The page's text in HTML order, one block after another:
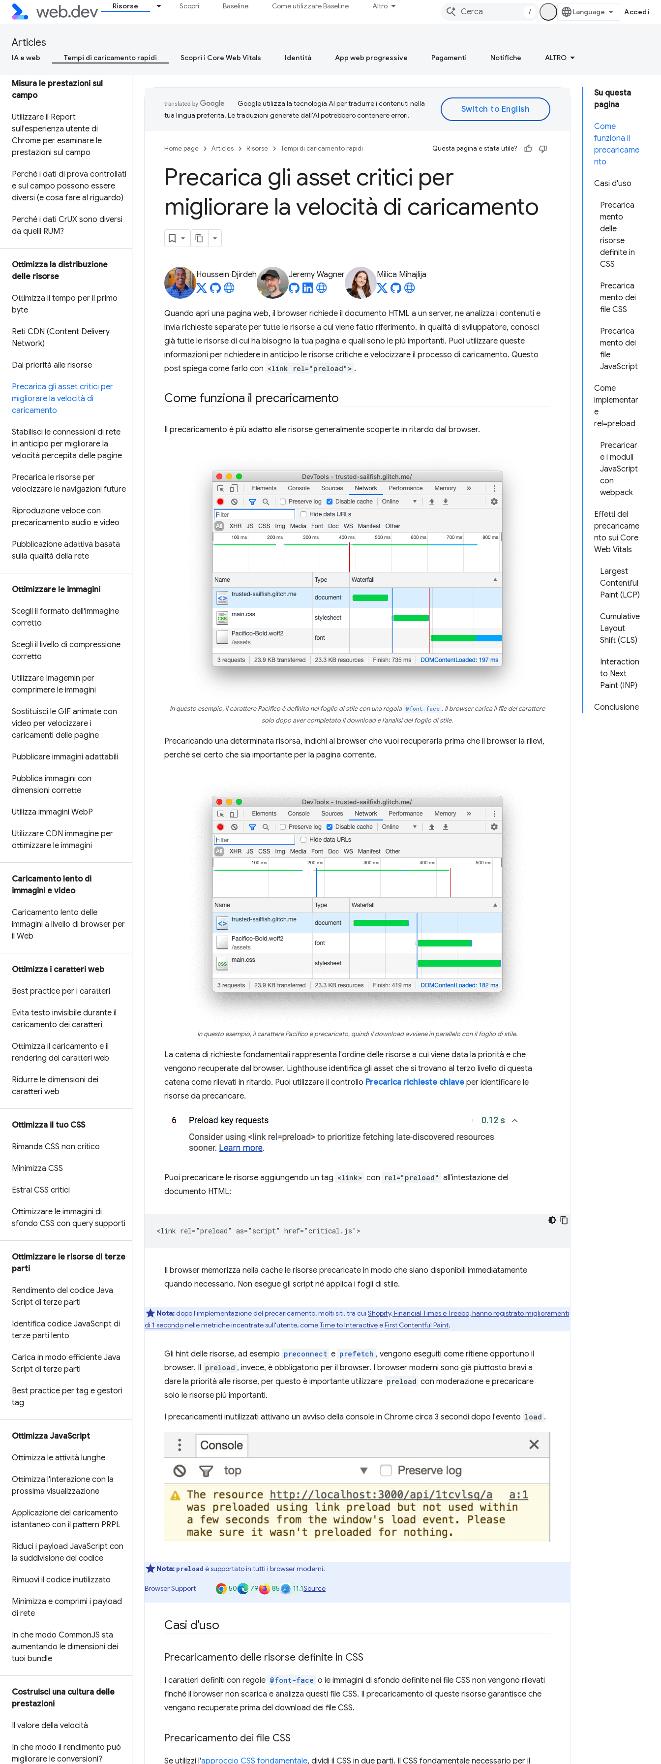
Risorse Scopri Baseline Come utilizzare Baseline Altro
/ Accedi
Articles
IA e web Tempi di caricamento rapidi Scopri i Core Web Vitals Identità App web progressive Pagamenti Notifiche ALTRO
Google
essenziali per i responsabili
Misura le prestazioni sul
campo
Utilizzare il Report
sull'esperienza utente di
Chrome per esaminare le
prestazioni sul campo
Perché i dati di prova controllati
e sul campo possono essere
diversi (e cosa fare al riguardo)
Perché i dati CrUX sono diversi
da quelli RUM?
Ottimizza la distribuzione
delle risorse
Ottimizza il tempo per il primo
byte
Reti CDN (Content Delivery
Network)
Dai priorità alle risorse
Precarica gli asset critici per
migliorare la velocità di
caricamento
Stabilisci le connessioni di rete
in anticipo per migliorare la
velocità percepita delle pagine
Precarica le risorse per
velocizzare le navigazioni future
Riproduzione veloce con
precaricamento audio e video
Pubblicazione adattiva basata
sulla qualità della rete
Ottimizzare le immagini
Scegli il formato dell'immagine
corretto
Scegli il livello di compressione
corretto
Utilizzare Imagemin per
comprimere le immagini
Sostituisci le GIF animate con
video per velocizzare i
caricamenti delle pagine
Pubblicare immagini adattabili
Pubblica immagini con
dimensioni corrette
Utilizza immagini WebP
Utilizzare CDN immagine per
ottimizzare le immagini
Caricamento lento di
immagini e video
Caricamento lento delle
immagini a livello di browser per
il Web
Ottimizza i caratteri web
Best practice per i caratteri
Evita testo invisibile durante il
caricamento dei caratteri
Ottimizza il caricamento e il
rendering dei caratteri web
Ridurre le dimensioni dei
caratteri web
Ottimizza il tuo CSS
Rimanda CSS non critico
Minimizza CSS
Estrai CSS critici
Ottimizzare le immagini di
sfondo CSS con query supporti
Ottimizzare le risorse di terze
parti
Rendimento del codice Java
Script di terze parti
Identifica codice JavaScript di
terze parti lento
Carica in modo efficiente Java
Script di terze parti
Best practice per tag e gestori
tag
Ottimizza JavaScript
Ottimizza le attività lunghe
Ottimizza l'interazione con la
prossima visualizzazione
Applicazione del caricamento
istantaneo con il pattern PRPL
Riduci i payload JavaScript con
la suddivisione del codice
Rimuovi il codice inutilizzato
Minimizza e comprimi i payload
di rete
In che modo CommonJS sta
aumentando le dimensioni dei
tuoi bundle
Costruisci una cultura delle
prestazioni
Il valore della velocità
In che modo il rendimento può
migliorare le conversioni?
Su questa
pagina
Come
funziona il
precaricame
nto
Casi d'uso
Precarica
mento
delle
risorse
definite in
CSS
Precarica
mento dei
file CSS
Precarica
mento dei
file
JavaScript
Come
implementar
e
rel=preload
Precaricar
e i moduli
JavaScript
con
webpack
Effetti del
precaricame
nto sui Core
Web Vitals
Largest
Contentful
Paint (LCP)
Cumulative
Layout
Shift (CLS)
Interaction
to Next
Paint (INP)
Conclusione
Google utilizza la tecnologia AI per tradurre i contenuti nella
tua lingua preferita. Le traduzioni generate dall'AI potrebbero contenere errori.
Home page Articles Risorse Tempi di caricamento rapidi Questa pagina è stata utile?
Precarica gli asset critici per
migliorare la velocità di caricamento
Houssein Djirdeh Jeremy Wagner Milica Mihajlija
Quando apri una pagina web, il browser richiede il documento HTML a un server, ne analizza i contenuti e
invia richieste separate per tutte le risorse a cui viene fatto riferimento. In qualità di sviluppatore, conosci
già tutte le risorse di cui ha bisogno la tua pagina e quali sono le più importanti. Puoi utilizzare queste
informazioni per richiedere in anticipo le risorse critiche e velocizzare il processo di caricamento. Questo
post spiega come farlo con <link rel="preload"> .
Come funziona il precaricamento
Il precaricamento è più adatto alle risorse generalmente scoperte in ritardo dal browser.
In questo esempio, il carattere Pacifico è definito nel foglio di stile con una regola @font-face . Il browser carica il file del carattere
solo dopo aver completato il download e l'analisi del foglio di stile.
Precaricando una determinata risorsa, indichi al browser che vuoi recuperarla prima che il browser la rilevi,
perché sei certo che sia importante per la pagina corrente.
In questo esempio, il carattere Pacifico è precaricato, quindi il download avviene in parallelo con il foglio di stile.
La catena di richieste fondamentali rappresenta l'ordine delle risorse a cui viene data la priorità e che
vengono recuperate dal browser. Lighthouse identifica gli asset che si trovano al terzo livello di questa
catena come rilevati in ritardo. Puoi utilizzare il controllo Precarica richieste chiave per identificare le
risorse da precaricare.
Puoi precaricare le risorse aggiungendo un tag <link> con rel="preload" all'intestazione del
documento HTML:
Il browser memorizza nella cache le risorse precaricate in modo che siano disponibili immediatamente
quando necessario. Non esegue gli script né applica i fogli di stile.
Nota:dopo l'implementazione del precaricamento, molti siti, tra cui Shopify, Financial Times e Treebo, hanno registrato miglioramenti
di 1 secondonelle metriche incentrate sull'utente, comeTime to InteractiveeFirst Contentful Paint.
Gli hint delle risorse, ad esempio preconnect e prefetch , vengono eseguiti come ritiene opportuno il
browser. Il preload , invece, è obbligatorio per il browser. I browser moderni sono già piuttosto bravi a
dare la priorità alle risorse, per questo è importante utilizzare preload con moderazione e precaricare
solo le risorse più importanti.
I precaricamenti inutilizzati attivano un avviso della console in Chrome circa 3 secondi dopo l'evento load .
Nota: preload è supportato in tutti i browser moderni.
Browser Support 50 79 85 11.1Source
Casi d'uso
Precaricamento delle risorse definite in CSS
I caratteri definiti con regole @font-face o le immagini di sfondo definite nei file CSS non vengono rilevati
finché il browser non scarica e analizza questi file CSS. Il precaricamento di queste risorse garantisce che
vengano recuperate prima del download dei file CSS.
Precaricamento dei file CSS
Se utilizzi l'approccio CSS fondamentale, dividi il CSS in due parti. Il CSS fondamentale necessario per il